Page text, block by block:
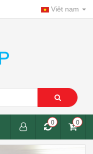
Viêt nam
0
0